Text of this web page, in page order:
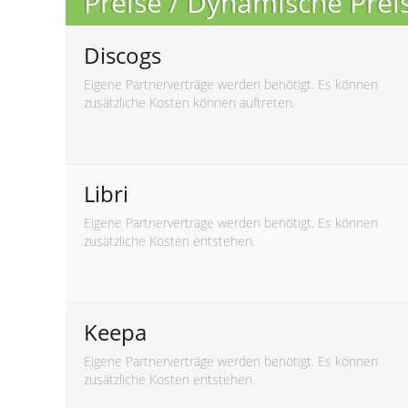
Discogs
Eigene Partnerverträge werden benötigt. Es können
zusätzliche Kosten können auftreten.
Libri
Eigene Partnerverträge werden benötigt. Es können
zusätzliche Kosten entstehen.
Keepa
Eigene Partnerverträge werden benötigt. Es können
zusätzliche Kosten entstehen.